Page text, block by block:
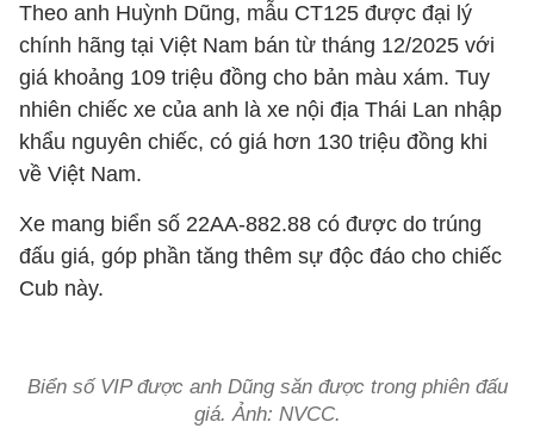
Theo anh Huỳnh Dũng, mẫu CT125 được đại lý
chính hãng tại Việt Nam bán từ tháng 12/2025 với
giá khoảng 109 triệu đồng cho bản màu xám. Tuy
nhiên chiếc xe của anh là xe nội địa Thái Lan nhập
khẩu nguyên chiếc, có giá hơn 130 triệu đồng khi
về Việt Nam.
Xe mang biển số 22AA-882.88 có được do trúng
đấu giá, góp phần tăng thêm sự độc đáo cho chiếc
Cub này.
Biển số VIP được anh Dũng săn được trong phiên đấu
giá. Ảnh: NVCC.